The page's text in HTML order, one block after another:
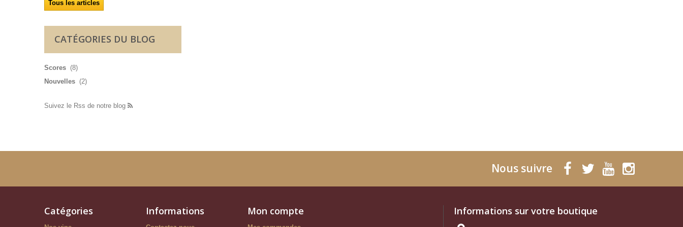
Tous les articles
CATÉGORIES DU BLOG
Scores (8)
Nouvelles (2)
Suivez le Rss de notre blog
Nous suivre
Catégories Informations Mon compte Informations sur votre boutique